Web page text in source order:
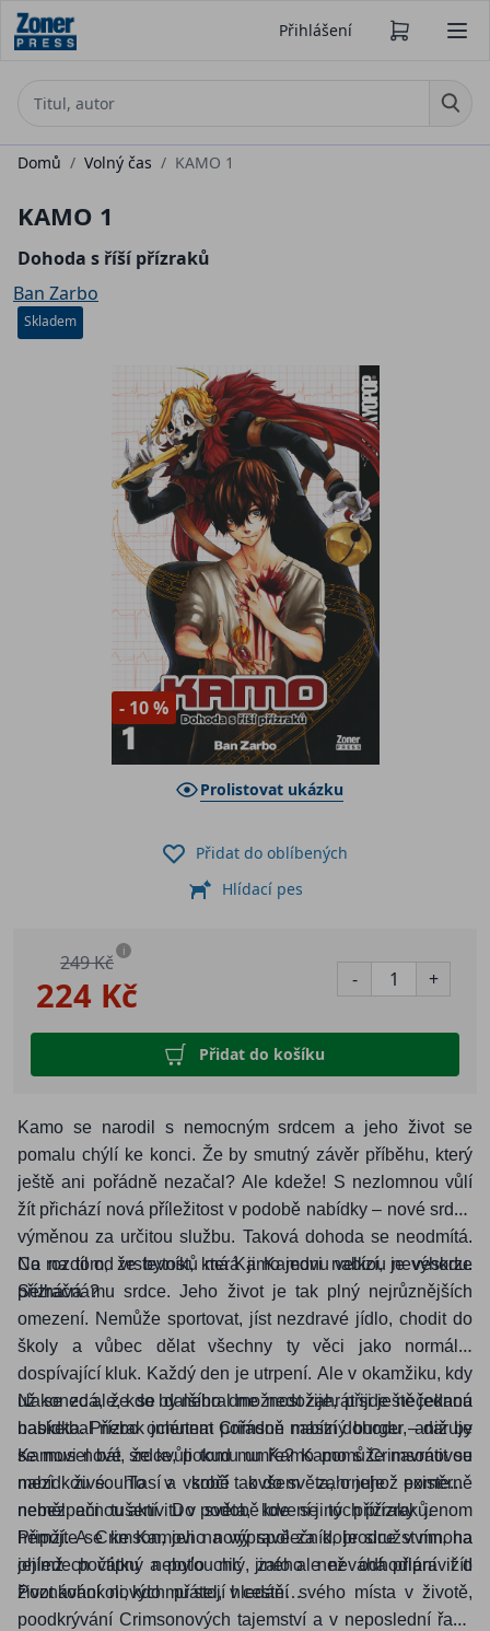
Přihlášení
Domů / Volný čas / KAMO 1
KAMO 1
Dohoda s říší přízraků
Ban Zarbo
Skladem
- 10 %
Prolistovat ukázku
224 Kč
249 Kč i
- +
Přidat do košíku
Přidat do oblíbených
Hlídací pes
Kamo se narodil s nemocným srdcem a jeho život se
pomalu chýlí ke konci. Že by smutný závěr příběhu, který
ještě ani pořádně nezačal? Ale kdeže! S nezlomnou vůlí
žít přichází nová příležitost v podobě nabídky – nové srdce
výměnou za určitou službu. Taková dohoda se neodmítá.
Co na tom, že bytost, která ji Kamovi nabízí, je veskrze
přízračná?
Na rozdíl od vrstevníků má Kamo jednu velkou nevýhodu.
Selhává mu srdce. Jeho život je tak plný nejrůznějších
omezení. Nemůže sportovat, jíst nezdravé jídlo, chodit do
školy a vůbec dělat všechny ty věci jako normální
dospívající kluk. Každý den je utrpení. Ale v okamžiku, kdy
už se zdá, že se dalšího dne nedožije, přijde nečekaná
nabídka. Přízrak jménem Crimson nabízí dohodu – daruje
Kamovi nové srdce, pokud mu Kamo pomůže navrátit se
mezi živé. To v sobě ovšem zahrnuje poměrně
nebezpečnou aktivitu v podobě lovení jiných přízraků.
Nakonec ale, kdo by nebral možnost zahrát si ještě jednou
basketbal nebo ochutnat pořádně mastný burger, aniž by
se musel bát, že kvůli tomu umře? Kamo s Crimsonovou
nabídkou souhlasí a vkročí tak do světa, o jehož existenci
neměl ani tušení. Do světa, kde se to přízraky jenom
hemží. A Crimson, jeho nový společník, je sice v mnoha
ohledech vtipný a poťouchlý, zato ale neváhá připravit o
život kohokoli, kdo mu stojí v cestě…
Připojte se ke Kamovi na výpravě za dobrodružstvím, na
jejímž počátku nebylo nic jiného než odhodlání žít!
Poznávání nových přátel, hledání svého místa v životě,
poodkrývání Crimsonových tajemství a v neposlední řadě